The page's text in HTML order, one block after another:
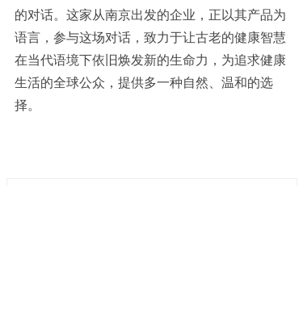
的对话。这家从南京出发的企业，正以其产品为
语言，参与这场对话，致力于让古老的健康智慧
在当代语境下依旧焕发新的生命力，为追求健康
生活的全球公众，提供多一种自然、温和的选
择。